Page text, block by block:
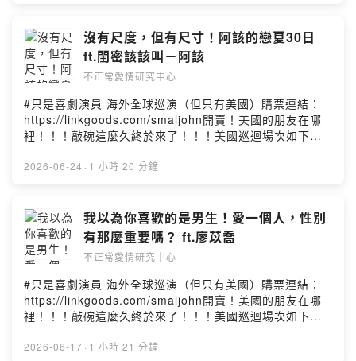
Editing｜阿翔腳本 Script｜ 劉官維 Umas Liu
社團：https://lihi1.com/bhxPw【不正常愛研幕後 Behind
the Scene 】製作 Producer｜ 劉官維 Umas Liu設計
Designer｜劉宛諭 Lucy Liu剪輯 Editing｜黃詩盛 Nash
Haung腳本 Script｜ 劉官維 Umas Liu
917405️⃣ 舊金山Sept. 26- 2pm SAT | San
FranciscoCollege of San Mateo Theatre1700 W
Hillsdale Blvd, San Mateo, CA 944026️⃣ 西雅圖Sept.
27 -3pm Sun | SeattleRussian Community Center of
精彩內容：・初戀為什麼總是什麼都沒發生，卻最撕心裂
肺？・假面閨蜜的建議，可能正在破壞你的感情・個性不
合到底是不是敷衍的分手理由？・感情走得久，靠的是相
解決情緒？・單身過得太舒服，還需要另一半嗎？・愛自
究中心】： https://open.firstory.me/join/abnorma...---
關愛情的問題、有關愛情有趣的故事，或是想和宇珊、豪
平說話嗎？【投稿】歡迎填寫表單：
https://lihi2.com/xejz9【IG】幕後花絮都在這裡👉
https://lihi1.com/u3Bfv【FB】不正常愛情研究中心私密
社團：https://lihi1.com/bhxPw【不正常愛研幕後 Behind
the Scene 】製作 Producer｜ 劉官維 Umas Liu設計
Script｜ 劉官維 Umas Liu
幾乎隱形、可拆卸，也能減少不必要的回診時間。即日起
至 7/31 止，透過資訊欄專屬連結完成免費線上填單預約：
👉 https://bit.ly/49SuFtG● 如經醫師評估後適用
Zenyum Clear 輕矯正方案，可保留七萬二原價● 再享
Zenyum Clear 方案療程專屬折扣 10,000 元● 只要一支
手機，上傳基本資料與牙齒照片，約 5 分鐘完成免費線上
預約今年下半年想換個氣場，先從笑得更自在開始。👉 點
擊資訊欄連結，預約 Zenyum 綻雅免費線上評估------一
段感情走多久，才能算是真愛？兩個人在一起幾年，才適
答案。---小額贊助支持【不正常愛情研究中心】：
https://open.firstory.me/join/abnormalove---關愛情的
問題、有關愛情有趣的故事，或是想和宇珊、豪平說話
嗎？【投稿】歡迎填寫表單：
https://lihi1.com/u3Bfv【FB】不正常愛情研究中心私密
社團：https://lihi1.com/bhxPw【不正常愛研幕後 Behind
the Scene 】製作 Producer｜ 劉官維 Umas Liu設計
Script｜ 劉官維 Umas Liu
沒有尺度，但有尺寸！阿該的戀夏30日
ft.閨密該該叫－阿該
不正常愛情研究中心
#只是喜劇演員 海外全球巡演（但只有美國）購票連結：
https://linkgoods.com/smaljohn開賣！美國的朋友在哪
裡！！！敲碗這麼久終於來了！！！美國巡迴場次如下：
【玩轉人生路】 ‼️是講座‼️《#只是喜劇演員》Hauping
Den Theater1331 N Milwaukee Ave, Chicago, IL
606223️⃣ 紐約 Sept. 20 -3pm Sun | New York CityThe
Theater Center210 W 50th St, New York, NY 10014️⃣
洛杉磯 Sept. 25 -8pm Fri | LosangelesVineyard
Church Glendora509 E Arrow Highway, Glendora, CA
917405️⃣ 舊金山Sept. 26- 2pm SAT | San
FranciscoCollege of San Mateo Theatre1700 W
Hillsdale Blvd, San Mateo, CA 944026️⃣ 西雅圖Sept.
27 -3pm Sun | SeattleRussian Community Center of
2026-06-24 · 1 小時 20 分鐘
我以為你喜歡的是男生！愛一個人，性別
有那麼重要嗎？ ft.廖苡喬
不正常愛情研究中心
#只是喜劇演員 海外全球巡演（但只有美國）購票連結：
https://linkgoods.com/smaljohn開賣！美國的朋友在哪
裡！！！敲碗這麼久終於來了！！！美國巡迴場次如下：
【玩轉人生路】 ‼️是講座‼️《#只是喜劇演員》Hauping
2026-06-17 · 1 小時 21 分鐘